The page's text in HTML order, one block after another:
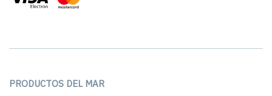
PRODUCTOS DEL MAR